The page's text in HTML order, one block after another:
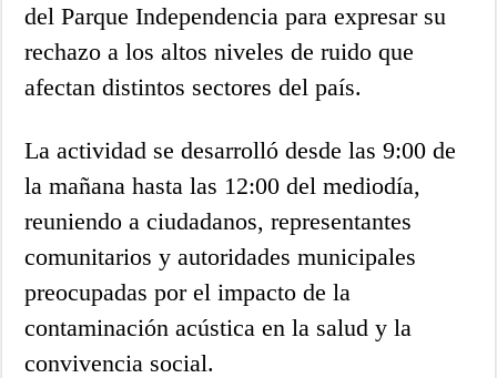
del Parque Independencia para expresar su
rechazo a los altos niveles de ruido que
afectan distintos sectores del país.
La actividad se desarrolló desde las 9:00 de
la mañana hasta las 12:00 del mediodía,
reuniendo a ciudadanos, representantes
comunitarios y autoridades municipales
preocupadas por el impacto de la
contaminación acústica en la salud y la
convivencia social.